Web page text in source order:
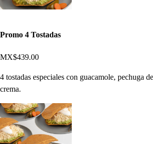
Promo 4 Tostadas
MX$439.00
4 tostadas especiales con guacamole, pechuga
crema.